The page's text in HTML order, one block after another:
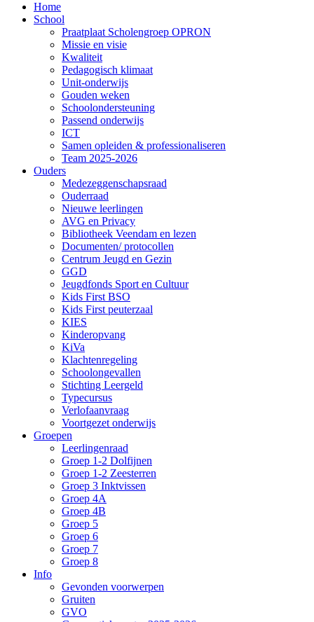
Home
School
Praatplaat Scholengroep OPRON
Missie en visie
Kwaliteit
Pedagogisch klimaat
Unit-onderwijs
Gouden weken
Schoolondersteuning
Passend onderwijs
ICT
Samen opleiden & professionaliseren
Team 2025-2026
Ouders
Medezeggenschapsraad
Ouderraad
Nieuwe leerlingen
AVG en Privacy
Bibliotheek Veendam en lezen
Documenten/ protocollen
Centrum Jeugd en Gezin
GGD
Jeugdfonds Sport en Cultuur
Kids First BSO
Kids First peuterzaal
KIES
Kinderopvang
KiVa
Klachtenregeling
Schoolongevallen
Stichting Leergeld
Typecursus
Verlofaanvraag
Voortgezet onderwijs
Groepen
Leerlingenraad
Groep 1-2 Dolfijnen
Groep 1-2 Zeesterren
Groep 3 Inktvissen
Groep 4A
Groep 4B
Groep 5
Groep 6
Groep 7
Groep 8
Info
Gevonden voorwerpen
Gruiten
GVO